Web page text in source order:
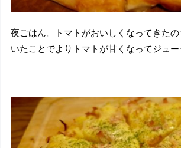
夜ごはん。トマトがおいしくなってきた
いたことでよりトマトが甘くなってジュー